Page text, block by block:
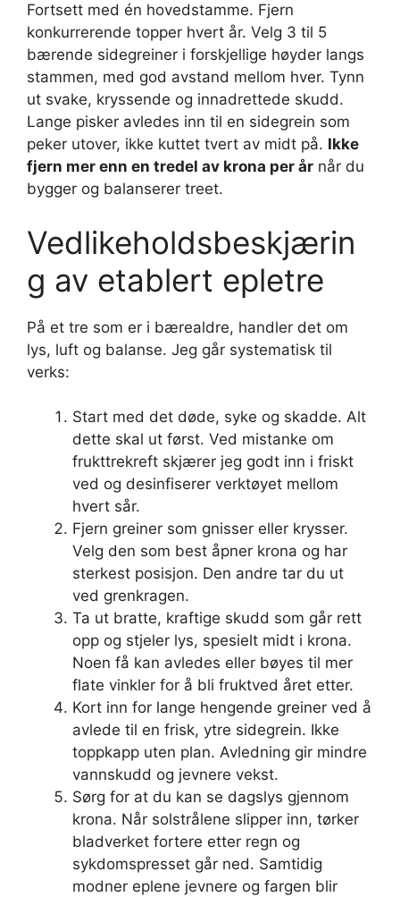
Fortsett med én hovedstamme. Fjern
konkurrerende topper hvert år. Velg 3 til 5
bærende sidegreiner i forskjellige høyder langs
stammen, med god avstand mellom hver. Tynn
ut svake, kryssende og innadrettede skudd.
Lange pisker avledes inn til en sidegrein som
peker utover, ikke kuttet tvert av midt på. Ikke
fjern mer enn en tredel av krona per år når du
bygger og balanserer treet.
Vedlikeholdsbeskjærin
g av etablert epletre
På et tre som er i bærealdre, handler det om
lys, luft og balanse. Jeg går systematisk til
verks:
Start med det døde, syke og skadde. Alt
dette skal ut først. Ved mistanke om
frukttrekreft skjærer jeg godt inn i friskt
ved og desinfiserer verktøyet mellom
hvert sår.
Fjern greiner som gnisser eller krysser.
Velg den som best åpner krona og har
sterkest posisjon. Den andre tar du ut
ved grenkragen.
Ta ut bratte, kraftige skudd som går rett
opp og stjeler lys, spesielt midt i krona.
Noen få kan avledes eller bøyes til mer
flate vinkler for å bli fruktved året etter.
Kort inn for lange hengende greiner ved å
avlede til en frisk, ytre sidegrein. Ikke
toppkapp uten plan. Avledning gir mindre
vannskudd og jevnere vekst.
Sørg for at du kan se dagslys gjennom
krona. Når solstrålene slipper inn, tørker
bladverket fortere etter regn og
sykdomspresset går ned. Samtidig
modner eplene jevnere og fargen blir